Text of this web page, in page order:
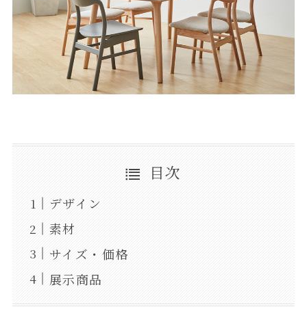
目次
デザイン
素材
サイズ・価格
展示商品